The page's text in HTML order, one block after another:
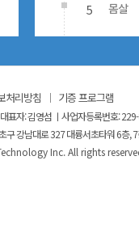
5 몸살
처리방침 기증 프로그램
표자: 김영섬 ㅣ사업자등록번호:
구 강남대로 327 대륭서초타워 6층,
Inc. All rights